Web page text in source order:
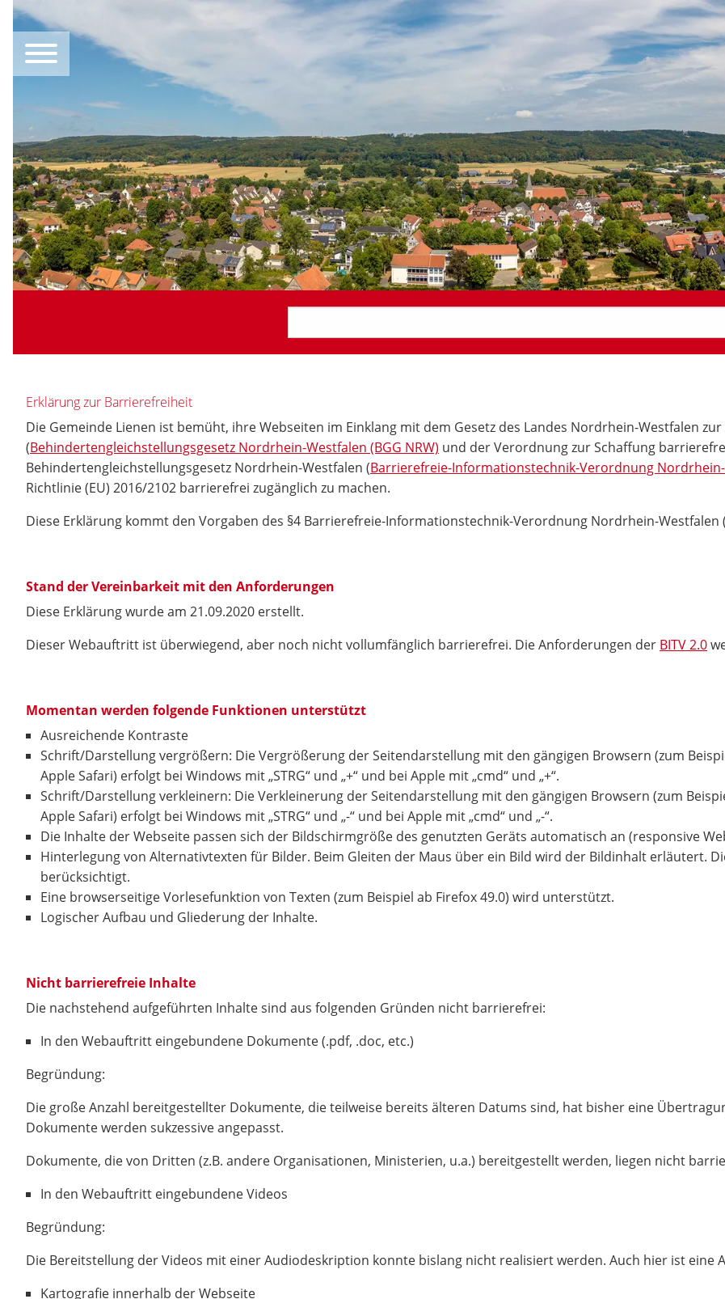
Erklärung zur Barrierefreiheit
Die Gemeinde Lienen ist bemüht, ihre Webseiten im Einklang mit dem Gesetz des Landes Nordrhein-Westfalen
(Behindertengleichstellungsgesetz Nordrhein-Westfalen (BGG NRW) und der Verordnung zur Schaffung
Behindertengleichstellungsgesetz Nordrhein-Westfalen (Barrierefreie-Informationstechnik-Verordnung Nordrhein-
Richtlinie (EU) 2016/2102 barrierefrei zugänglich zu machen.
Diese Erklärung kommt den Vorgaben des §4 Barrierefreie-Informationstechnik-Verordnung Nordrhein-Westfalen
Stand der Vereinbarkeit mit den Anforderungen
Diese Erklärung wurde am 21.09.2020 erstellt.
Dieser Webauftritt ist überwiegend, aber noch nicht vollumfänglich barrierefrei. Die Anforderungen der BITV 2.0
Momentan werden folgende Funktionen unterstützt
Ausreichende Kontraste
Schrift/Darstellung vergrößern: Die Vergrößerung der Seitendarstellung mit den gängigen Browsern (zum
Apple Safari) erfolgt bei Windows mit „STRG“ und „+“ und bei Apple mit „cmd“ und „+“.
Schrift/Darstellung verkleinern: Die Verkleinerung der Seitendarstellung mit den gängigen Browsern (zum
Apple Safari) erfolgt bei Windows mit „STRG“ und „-“ und bei Apple mit „cmd“ und „-“.
Die Inhalte der Webseite passen sich der Bildschirmgröße des genutzten Geräts automatisch an (responsive
Hinterlegung von Alternativtexten für Bilder. Beim Gleiten der Maus über ein Bild wird der Bildinhalt erläutert.
berücksichtigt.
Eine browserseitige Vorlesefunktion von Texten (zum Beispiel ab Firefox 49.0) wird unterstützt.
Logischer Aufbau und Gliederung der Inhalte.
Nicht barrierefreie Inhalte
Die nachstehend aufgeführten Inhalte sind aus folgenden Gründen nicht barrierefrei:
In den Webauftritt eingebundene Dokumente (.pdf, .doc, etc.)
Begründung:
Die große Anzahl bereitgestellter Dokumente, die teilweise bereits älteren Datums sind, hat bisher eine
Dokumente werden sukzessive angepasst.
Dokumente, die von Dritten (z.B. andere Organisationen, Ministerien, u.a.) bereitgestellt werden, liegen nicht
In den Webauftritt eingebundene Videos
Begründung:
Die Bereitstellung der Videos mit einer Audiodeskription konnte bislang nicht realisiert werden. Auch hier ist eine
Kartografie innerhalb der Webseite